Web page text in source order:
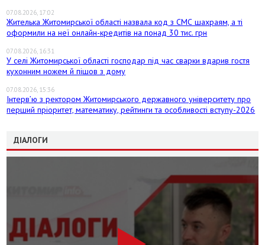
07.08.2026, 17:02
Жителька Житомирської області назвала код з СМС шахраям, а ті
оформили на неї онлайн-кредитів на понад 30 тис. грн
07.08.2026, 16:31
У селі Житомирської області господар під час сварки вдарив гостя
кухонним ножем й пішов з дому
07.08.2026, 15:36
Інтерв’ю з ректором Житомирського державного університету про
перший пріоритет, математику, рейтинги та особливості вступу-2026
ДІАЛОГИ